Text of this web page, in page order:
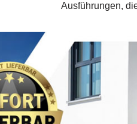
Ausführungen,